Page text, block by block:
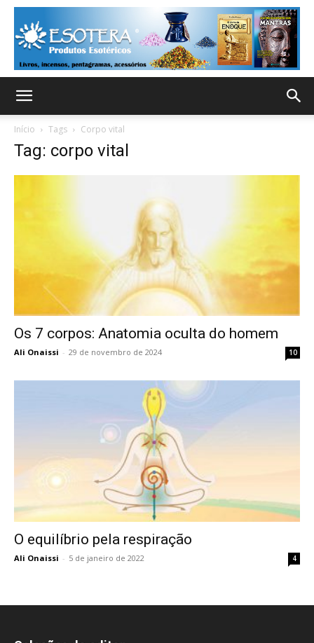
Início Tags Corpo vital
Tag: corpo vital
Os 7 corpos: Anatomia oculta do homem
Ali Onaissi - 29 de novembro de 2024 10
O equilíbrio pela respiração
Ali Onaissi - 5 de janeiro de 2022 4